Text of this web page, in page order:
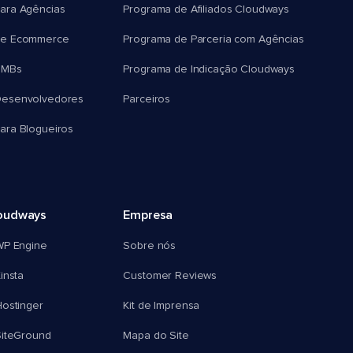
Agências
Ecommerce
Blogueiros
Programa de Afiliados Cloudways
Programa de Parceria com Agências
Programa de Indicação Cloudways
Parceiros
Engine
Empresa
Sobre nós
Customer Reviews
Kit de Imprensa
Mapa do Site